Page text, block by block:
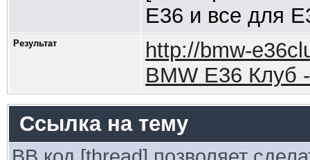
Е36 и все для
Результат
http://bmw-
BMW E36 Клуб
Ссылка на тему